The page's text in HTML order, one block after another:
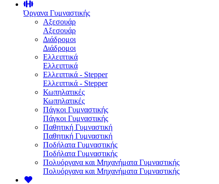
Όργανα Γυμναστικής
Αξεσουάρ
Αξεσουάρ
Διάδρομοι
Διάδρομοι
Ελλειπτικά
Ελλειπτικά
Ελλειπτικά - Stepper
Ελλειπτικά - Stepper
Κωπηλατικές
Κωπηλατικές
Πάγκοι Γυμναστικής
Πάγκοι Γυμναστικής
Παθητική Γυμναστική
Παθητική Γυμναστική
Ποδήλατα Γυμναστικής
Ποδήλατα Γυμναστικής
Πολυόργανα και Μηχανήματα Γυμναστικής
Πολυόργανα και Μηχανήματα Γυμναστικής